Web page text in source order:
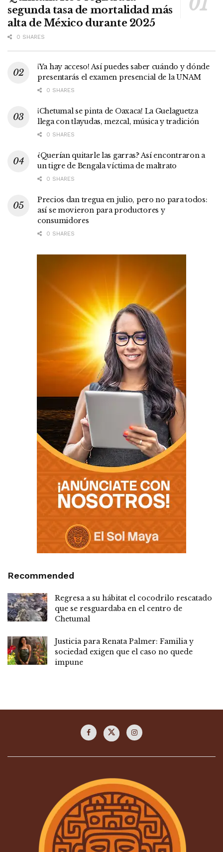
segunda tasa de mortalidad más
alta de México durante 2025
0 SHARES
¡Ya hay acceso! Así puedes saber cuándo y dónde
presentarás el examen presencial de la UNAM
0 SHARES
¡Chetumal se pinta de Oaxaca! La Guelaguetza
llega con tlayudas, mezcal, música y tradición
0 SHARES
¿Querían quitarle las garras? Así encontraron a
un tigre de Bengala víctima de maltrato
0 SHARES
Precios dan tregua en julio, pero no para todos:
así se movieron para productores y
consumidores
0 SHARES
Recommended
Regresa a su hábitat el cocodrilo rescatado
que se resguardaba en el centro de
Chetumal
Justicia para Renata Palmer: Familia y
sociedad exigen que el caso no quede
impune